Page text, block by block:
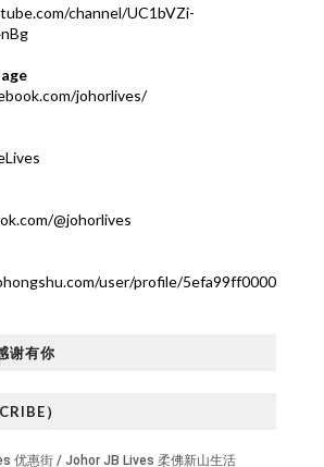
channel/UC1bVZi-
johorlives/
@johorlives
user/profile/5efa99ff0000
谢有你
）